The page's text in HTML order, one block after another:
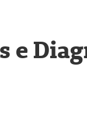
e